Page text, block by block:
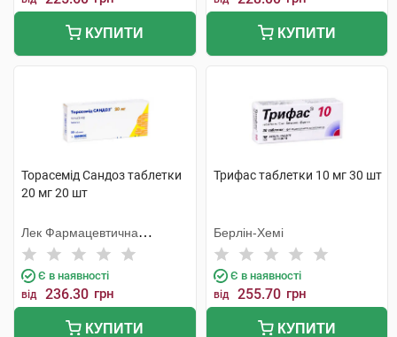
КУПИТИ КУПИТИ
Торасемід Сандоз таблетки
20 мг 20 шт
Лек Фармацевтична
компанія
Є в наявності
від 236.30 грн
КУПИТИ
Трифас таблетки 10 мг 30 шт
Берлін-Хемі
Є в наявності
від 255.70 грн
КУПИТИ